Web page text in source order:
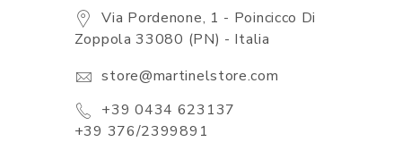
Via Pordenone, 1 - Poincicco Di
Zoppola 33080 (PN) - Italia
store@martinelstore.com
+39 0434 623137
+39 376/2399891